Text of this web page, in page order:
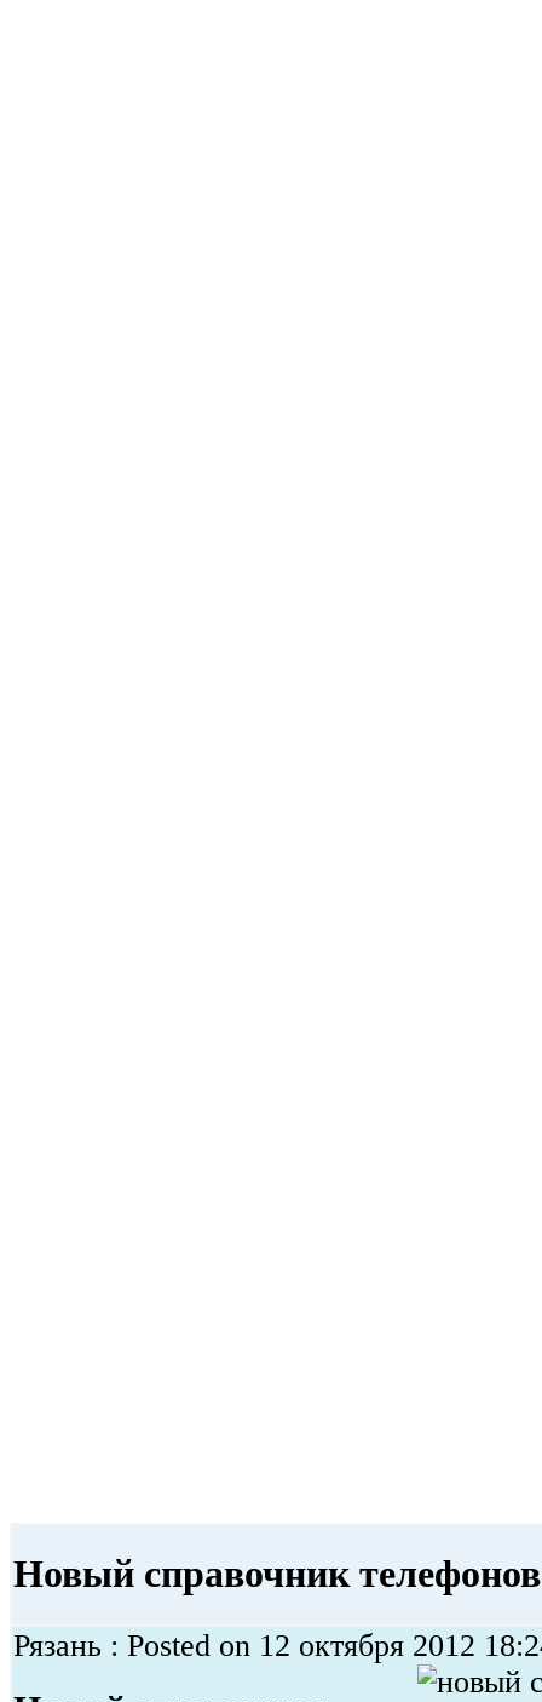
Новый справочник
Рязань : Posted on 12 октября 2012